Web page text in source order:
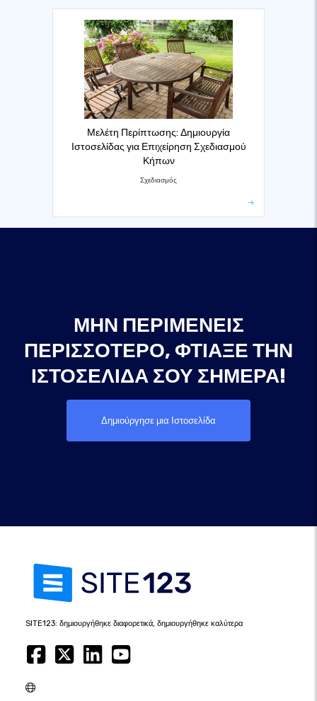
Μελέτη Περίπτωσης: Δημιουργία
Ιστοσελίδας για Επιχείρηση Σχεδιασμού
Κήπων
Σχεδιασμός
ΜΗΝ ΠΕΡΙΜΈΝΕΙΣ
ΠΕΡΙΣΣΌΤΕΡΟ, ΦΤΙΆΞΕ ΤΗΝ
ΙΣΤΟΣΕΛΊΔΑ ΣΟΥ ΣΉΜΕΡΑ!
Δημιούργησε μια Ιστοσελίδα
SITE123: δημιουργήθηκε διαφορετικά, δημιουργήθηκε καλύτερα